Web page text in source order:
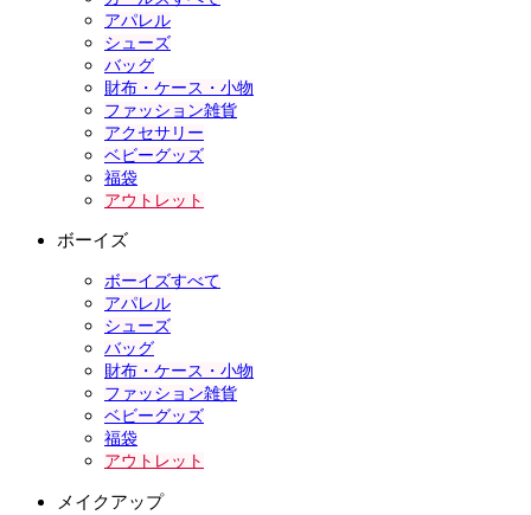
アパレル
シューズ
バッグ
財布・ケース・小物
ファッション雑貨
アクセサリー
ベビーグッズ
福袋
アウトレット
ボーイズ
ボーイズすべて
アパレル
シューズ
バッグ
財布・ケース・小物
ファッション雑貨
ベビーグッズ
福袋
アウトレット
メイクアップ